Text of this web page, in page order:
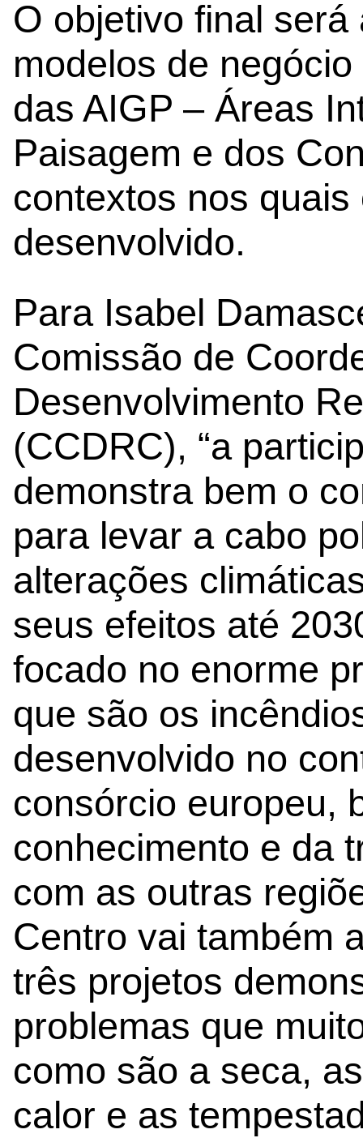
O objetivo final
modelos de
das AIGP – Áreas
Paisagem e dos
contextos nos
desenvolvido.
Para Isabel
Comissão de
Desenvolvimento
(CCDRC), “a
demonstra bem o
para levar a cabo
alterações
seus efeitos até
focado no enorme
que são os
desenvolvido no
consórcio europeu,
conhecimento e da
com as outras
Centro vai também
três projetos
problemas que
como são a seca,
calor e as